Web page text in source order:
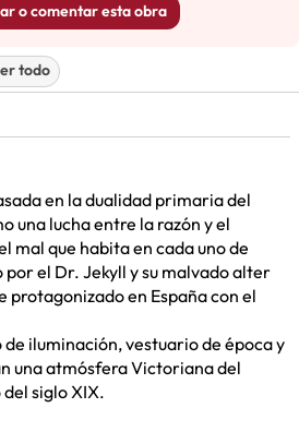
o comentar esta obra
todo
en la dualidad primaria del
una lucha entre la razón y el
mal que habita en cada uno de
el Dr. Jekyll y su malvado alter
protagonizado en España con el
iluminación, vestuario de época y
una atmósfera Victoriana del
siglo XIX.